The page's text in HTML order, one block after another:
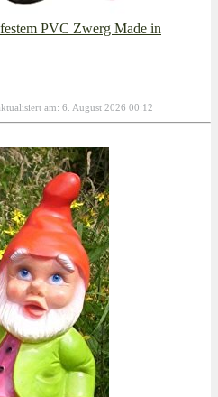
PVC Zwerg Made in
am: 6. August 2026 00:12